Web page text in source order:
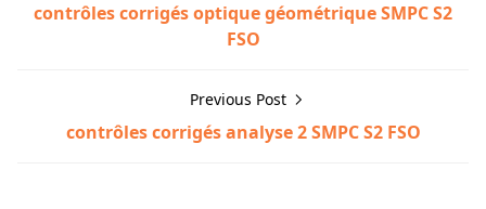
contrôles corrigés optique géométrique SMPC S2
FSO
Previous Post
contrôles corrigés analyse 2 SMPC S2 FSO